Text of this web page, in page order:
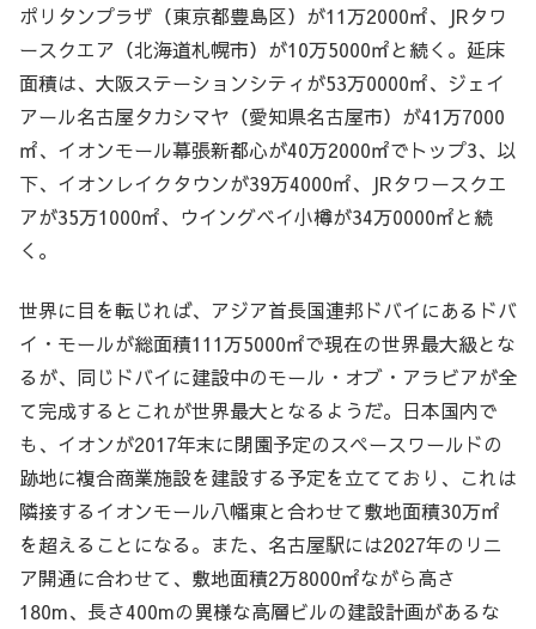
ポリタンプラザ（東京都豊島区）が11万2000㎡、JRタワ
ースクエア（北海道札幌市）が10万5000㎡と続く。延床
面積は、大阪ステーションシティが53万0000㎡、ジェイ
アール名古屋タカシマヤ（愛知県名古屋市）が41万7000
㎡、イオンモール幕張新都心が40万2000㎡でトップ3、以
下、イオンレイクタウンが39万4000㎡、JRタワースクエ
アが35万1000㎡、ウイングベイ小樽が34万0000㎡と続
く。
世界に目を転じれば、アジア首長国連邦ドバイにあるドバ
イ・モールが総面積111万5000㎡で現在の世界最大級とな
るが、同じドバイに建設中のモール・オブ・アラビアが全
て完成するとこれが世界最大となるようだ。日本国内で
も、イオンが2017年末に閉園予定のスペースワールドの
跡地に複合商業施設を建設する予定を立てており、これは
隣接するイオンモール八幡東と合わせて敷地面積30万㎡
を超えることになる。また、名古屋駅には2027年のリニ
ア開通に合わせて、敷地面積2万8000㎡ながら高さ
180m、長さ400mの異様な高層ビルの建設計画があるな